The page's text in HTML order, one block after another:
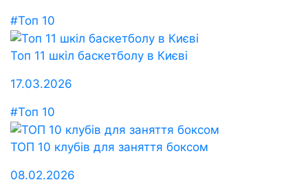
#Топ 10
Топ 11 шкіл баскетболу в Києві
17.03.2026
#Топ 10
ТОП 10 клубів для заняття боксом
08.02.2026